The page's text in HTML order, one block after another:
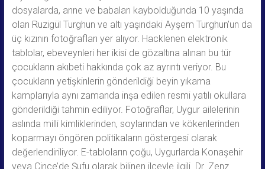
dosyalarda, anne ve babaları kaybolduğunda 10 yaşında
olan Ruzigül Turghun ve altı yaşındaki Ayşem Turghun’un da
üç kızının fotoğrafları yer alıyor. Hacklenen elektronik
tablolar, ebeveynleri her ikisi de gözaltına alınan bu tür
çocukların akıbeti hakkında çok az ayrıntı veriyor. Bu
çocukların yetişkinlerin gönderildiği beyin yıkama
kamplarıyla aynı zamanda inşa edilen resmi yatılı okullara
gönderildiği tahmin ediliyor. Fotoğraflar, Uygur ailelerinin
aslında milli kimliklerinden, soylarından ve kökenlerinden
koparmayı öngören politikaların göstergesi olarak
değerlendiriliyor. E-tabloların çoğu, Uygurlarda Konaşehir
veya Çince’de Şufu olarak bilinen ilçeyle ilgili. Dr. Zenz